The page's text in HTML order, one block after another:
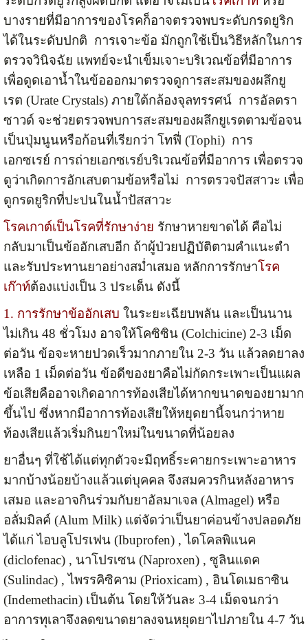
บางรายที่มีอาการของโรคก็อาจตรวจพบระดับกรดยูริก
ได้ในระดับปกติ การเจาะข้อ มักถูกใช้เป็นวิธีหลักในการ
ตรวจวินิจฉัย แพทย์จะนำเข็มเจาะบริเวณข้อที่มีอาการ
เพื่อดูดเอาน้ำในข้อออกมาตรวจดูการสะสมของผลึกยู
เรต (Urate Crystals) ภายใต้กล้องจุลทรรศน์ การอัลตรา
ซาวด์ จะช่วยตรวจพบการสะสมของผลึกยูเรตตามข้อจน
เป็นปุ่มนูนหรือก้อนที่เรียกว่า โทฟี่ (Tophi) การ
เอกซเรย์ การถ่ายเอกซเรย์บริเวณข้อที่มีอาการ เพื่อตรวจ
ดูว่าเกิดการอักเสบตามข้อหรือไม่ การตรวจปัสสาวะ เพื่อ
ดูกรดยูริกที่ปะปนในน้ำปัสสาวะ
โรคเกาต์เป็นโรคที่รักษาง่าย รักษาหายขาดได้ คือไม่
กลับมาเป็นข้ออักเสบอีก ถ้าผู้ป่วยปฏิบัติตามคำแนะตำ
และรับประทานยาอย่างสม่ำเสมอ หลักการรักษาโรค
เก๊าท์ต้องแบ่งเป็น 3 ประเด็น ดังนี้
1. การรักษาข้ออักเสบ ในระยะเฉียบพลัน และเป็นนาน
ไม่เกิน 48 ชั่วโมง อาจให้โคซิซิน (Colchicine) 2-3 เม็ด
ต่อวัน ข้อจะหายปวดเร็วมากภายใน 2-3 วัน แล้วลดยาลง
เหลือ 1 เม็ดต่อวัน ข้อดีของยาคือไม่กัดกระเพาะเป็นแผล
ข้อเสียคืออาจเกิดอาการท้องเสียได้หากขนาดของยามาก
ขึ้นไป ซึ่งหากมีอาการท้องเสียให้หยุดยานี้จนกว่าหาย
ท้องเสียแล้วเริ่มกินยาใหม่ในขนาดที่น้อยลง
ยาอื่นๆ ที่ใช้ได้แต่ทุกตัวจะมีฤทธิ์ระคายกระเพาะอาหาร
มากบ้างน้อยบ้างแล้วแต่บุคคล จึงสมควรกินหลังอาหาร
เสมอ และอาจกินร่วมกับยาอัลมาเจล (Almagel) หรือ
อลั่มมิลค์ (Alum Milk) แต่จัดว่าเป็นยาค่อนข้างปลอดภัย
ได้แก่ ไอบลูโปรเฟน (Ibuprofen) , ไดโคลพิแนค
(diclofenac) , นาโปรเซน (Naproxen) , ซูลินแดค
(Sulindac) , ไพรรคิซิคาม (Prioxicam) , อินโดเมธาซิน
(Indemethacin) เป็นต้น โดยให้วันละ 3-4 เม็ดจนกว่า
อาการทุเลาจึงลดขนาดยาลงจนหยุดยาไปภายใน 4-7 วัน